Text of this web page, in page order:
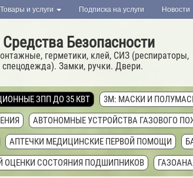
Товары и услуги Подписка на услуги Новости
Безопасности
герметики, клей, СИЗ (респираторы,
спецодежда). Замки, ручки. Двери.
ЗПП ДО 35 КВТ
3M: МАСКИ И
АВТОНОМНЫЕ УСТРОЙСТВА ГАЗОВОГО
АПТЕЧКИ МЕДИЦИНСКИЕ ПЕРВОЙ ПОМОЩИ
ОЦЕНКИ СОСТОЯНИЯ ПОДШИПНИКОВ